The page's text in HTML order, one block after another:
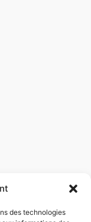
des technologies